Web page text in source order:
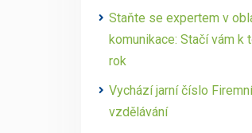
Staňte se expertem v
komunikace: Stačí vám k
rok
Vychází jarní číslo
vzdělávání